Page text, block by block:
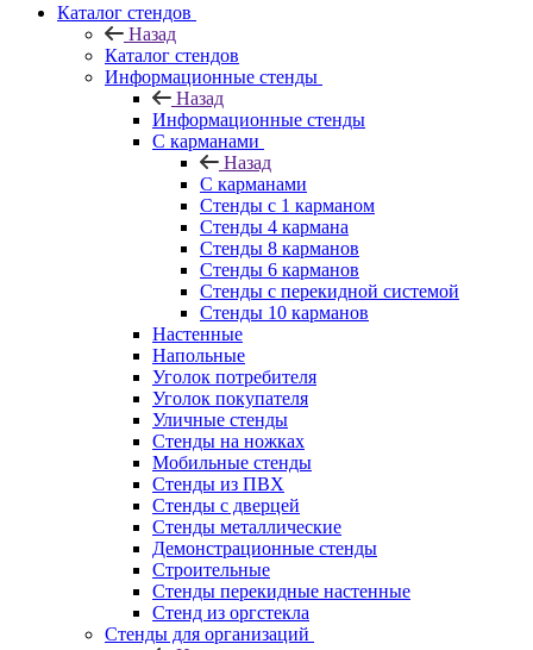
Каталог стендов
Назад
Каталог стендов
Информационные стенды
Назад
Информационные стенды
С карманами
Назад
С карманами
Стенды с 1 карманом
Стенды 4 кармана
Стенды 8 карманов
Стенды 6 карманов
Стенды с перекидной системой
Стенды 10 карманов
Настенные
Напольные
Уголок потребителя
Уголок покупателя
Уличные стенды
Стенды на ножках
Мобильные стенды
Стенды из ПВХ
Стенды с дверцей
Стенды металлические
Демонстрационные стенды
Строительные
Стенды перекидные настенные
Стенд из оргстекла
Стенды для организаций